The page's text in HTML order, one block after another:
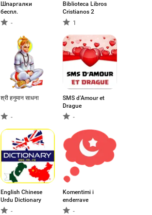
Шпаргалки
беспл.
-
Biblioteca Libros
Cristianos 2
1
श्री हनुमान साधना
-
SMS d’Amour et
Drague
-
English Chinese
Urdu Dictionary
-
Komentimi i
enderrave
-